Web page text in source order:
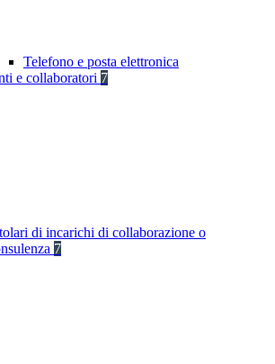
Telefono e posta elettronica
e collaboratori 7
di incarichi di collaborazione o
7